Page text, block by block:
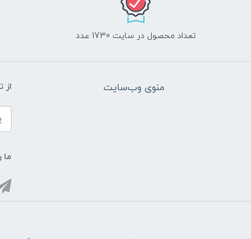
تعداد محصول در سایت 1730 عدد
منوی وب‌سایت از
ما